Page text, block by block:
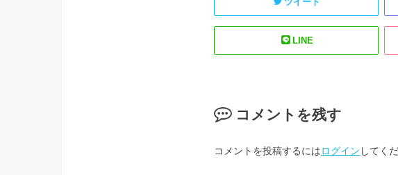
LINE
コメントを残す
コメントを投稿するにはログイン してく